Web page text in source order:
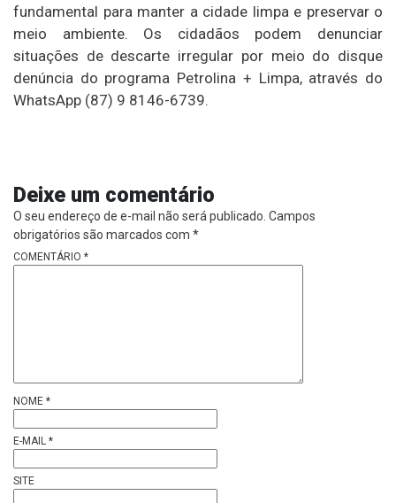
fundamental para manter a cidade limpa e preservar o
meio ambiente. Os cidadãos podem denunciar
situações de descarte irregular por meio do disque
denúncia do programa Petrolina + Limpa, através do
WhatsApp (87) 9 8146-6739.
Deixe um comentário
O seu endereço de e-mail não será publicado. Campos
obrigatórios são marcados com *
COMENTÁRIO *
NOME *
E-MAIL *
SITE